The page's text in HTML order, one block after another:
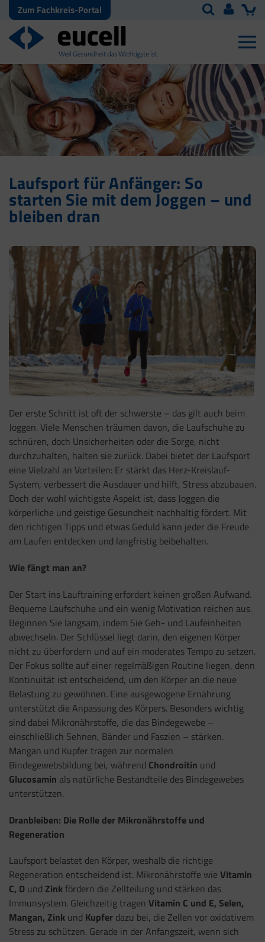
Zum Fachkreis-Portal
Laufsport für Anfänger: So
starten Sie mit dem Joggen – und
bleiben dran
Der erste Schritt ist oft der schwerste – das gilt auch beim
Joggen. Viele Menschen träumen davon, die Laufschuhe zu
schnüren, doch Unsicherheiten oder die Sorge, nicht
durchzuhalten, halten sie zurück. Dabei bietet der Laufsport
eine Vielzahl an Vorteilen: Er stärkt das Herz-Kreislauf-
System, verbessert die Ausdauer und hilft, Stress abzubauen.
Doch der wohl wichtigste Aspekt ist, dass Joggen die
körperliche und geistige Gesundheit nachhaltig fördert. Mit
den richtigen Tipps und etwas Geduld kann jeder die Freude
am Laufen entdecken und langfristig beibehalten.
Wie fängt man an?
Der Start ins Lauftraining erfordert keinen großen Aufwand.
Bequeme Laufschuhe und ein wenig Motivation reichen aus.
Beginnen Sie langsam, indem Sie Geh- und Laufeinheiten
abwechseln. Der Schlüssel liegt darin, den eigenen Körper
nicht zu überfordern und auf ein moderates Tempo zu setzen.
Der Fokus sollte auf einer regelmäßigen Routine liegen, denn
Kontinuität ist entscheidend, um den Körper an die neue
Belastung zu gewöhnen. Eine ausgewogene Ernährung
unterstützt die Anpassung des Körpers. Besonders wichtig
sind dabei Mikronährstoffe, die das Bindegewebe –
einschließlich Sehnen, Bänder und Faszien – stärken.
Mangan und Kupfer tragen zur normalen
Bindegewebsbildung bei, während Chondroitin und
Glucosamin als natürliche Bestandteile des Bindegewebes
unterstützen.
Dranbleiben: Die Rolle der Mikronährstoffe und
Regeneration
Laufsport belastet den Körper, weshalb die richtige
Regeneration entscheidend ist. Mikronährstoffe wie Vitamin
C, D und Zinkfördern die Zellteilung und stärken das
Immunsystem. Gleichzeitig tragen Vitamin C und E, Selen,
Mangan, Zink und Kupfer dazu bei, die Zellen vor oxidativem
Stress zu schützen. Gerade in der Anfangszeit, wenn sich